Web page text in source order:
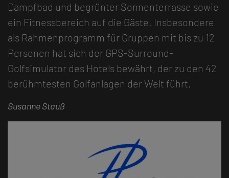
Dampfbad und begrünter Sonnenterrasse sowie
ein Fitnessbereich auf die Gäste. Insbesondere
als Rahmenprogramm für Gruppen mit bis zu 12
Personen hat sich der GPS-Surround-
Golfsimulator des Hotels bewährt, der zu den 42
berühmtesten Golfanlagen der Welt führt.
Susanne Stauß